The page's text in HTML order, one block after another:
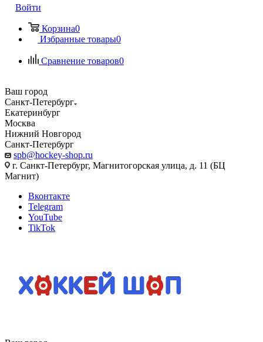
Войти
Корзина0
Избранные товары0
Сравнение товаров0
Ваш город
Санкт-Петербург
Екатеринбург
Москва
Нижний Новгород
Санкт-Петербург
spb@hockey-shop.ru
г. Санкт-Петербург, Магнитогорская улица, д. 11 (БЦ
Магнит)
Вконтакте
Telegram
YouTube
TikTok